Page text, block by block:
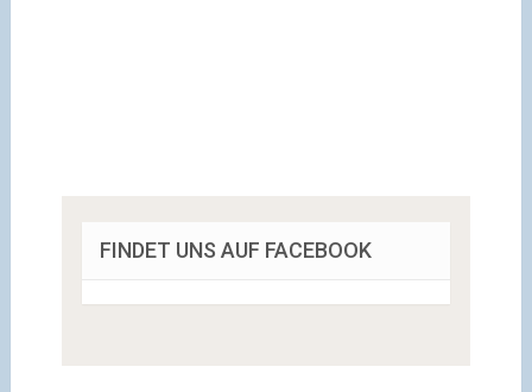
FINDET UNS AUF FACEBOOK